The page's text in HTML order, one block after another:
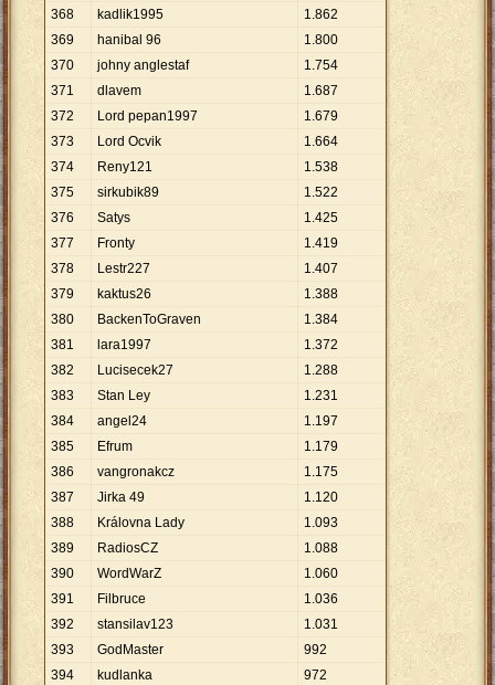
368
kadlik1995 1.862
369
hanibal 96 1.800
370
johny anglestaf 1.754
371
dlavem 1.687
372
Lord pepan1997 1.679
373
Lord Ocvik 1.664
374
Reny121 1.538
375
sirkubik89 1.522
376
Satys 1.425
377
Fronty 1.419
378
Lestr227 1.407
379
kaktus26 1.388
380
BackenToGraven 1.384
381
lara1997 1.372
382
Lucisecek27 1.288
383
Stan Ley 1.231
384
angel24 1.197
385
Efrum 1.179
386
vangronakcz 1.175
387
Jirka 49 1.120
388
Královna Lady 1.093
389
RadiosCZ 1.088
390
WordWarZ 1.060
391
Filbruce 1.036
392
stansilav123 1.031
393
GodMaster
992
394
kudlanka
972